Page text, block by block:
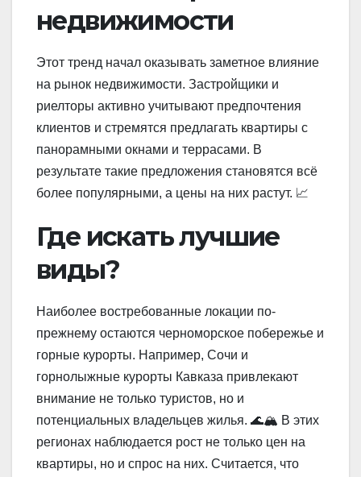
недвижимости
Этот тренд начал оказывать заметное влияние
на рынок недвижимости. Застройщики и
риелторы активно учитывают предпочтения
клиентов и стремятся предлагать квартиры с
панорамными окнами и террасами. В
результате такие предложения становятся всё
более популярными, а цены на них растут. 📈
Где искать лучшие
виды?
Наиболее востребованные локации по-
прежнему остаются черноморское побережье и
горные курорты. Например, Сочи и
горнолыжные курорты Кавказа привлекают
внимание не только туристов, но и
потенциальных владельцев жилья. 🌊🏔️ В этих
регионах наблюдается рост не только цен на
квартиры, но и спрос на них. Считается, что